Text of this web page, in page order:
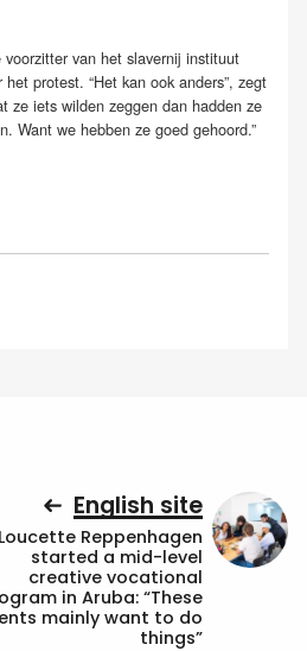
van het slavernij instituut
protest. “Het kan ook anders”, zegt
ze iets wilden zeggen dan hadden ze
Want we hebben ze goed gehoord.”
English site
Loucette Reppenhagen
started a mid-level
creative vocational
in Aruba: “These
mainly want to do
things”